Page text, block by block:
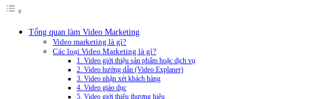
Tổng quan làm Video Marketing
Video marketing là gì?
Các loại Video Marketing là gì?
1. Video giới thiệu sản phẩm hoặc dịch vụ
2. Video hướng dẫn (Video Explaner)
3. Video nhận xét khách hàng
4. Video giáo dục
5. Video giới thiệu thương hiệu